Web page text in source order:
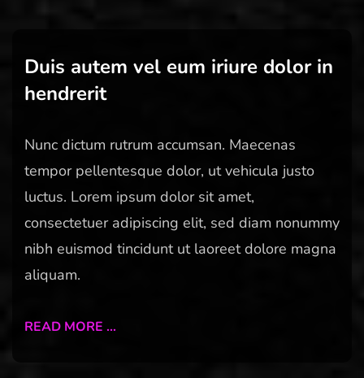
Duis autem vel eum iriure dolor in
hendrerit
Nunc dictum rutrum accumsan. Maecenas
tempor pellentesque dolor, ut vehicula justo
luctus. Lorem ipsum dolor sit amet,
consectetuer adipiscing elit, sed diam nonummy
nibh euismod tincidunt ut laoreet dolore magna
aliquam.
READ MORE …